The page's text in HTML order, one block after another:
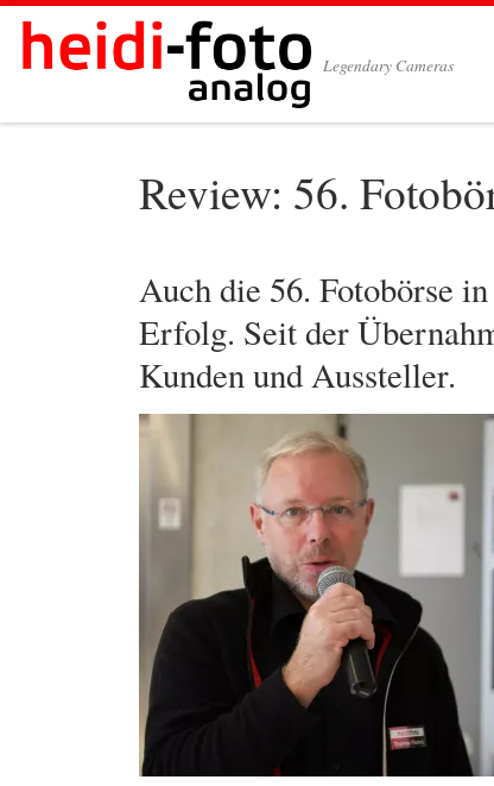
Zum Inhalt springen
Legendary Cameras
Review: 56.
Auch die 56. Fotobörse
Erfolg. Seit der
Kunden und Aussteller.